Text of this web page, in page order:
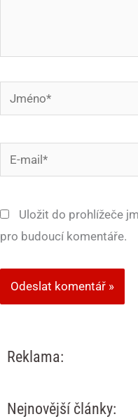
Jméno*
mail*
Uložit do prohlížeče
pro budoucí komentáře.
Reklama:
Nejnovější články: